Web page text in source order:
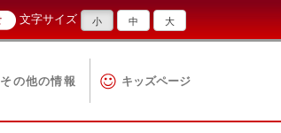
文字サイズ 小 中 大
その他の情報 キッズページ